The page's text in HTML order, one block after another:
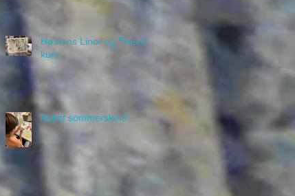
Høstens Lino- og Tresnitt
kurs
Kunst sommerskole!